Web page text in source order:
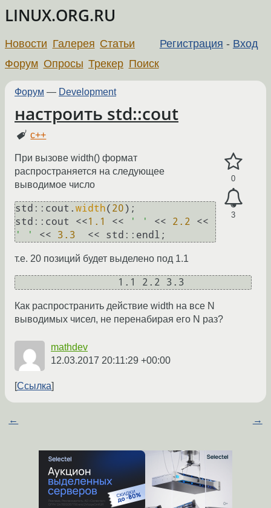
LINUX.ORG.RU
Регистрация - Вход
Новости Галерея Статьи
Форум Опросы Трекер Поиск
Форум — Development
настроить std::cout
c++
0
3
При вызове width() формат
распространяется на следующее
выводимое число
std::cout. width( 20);
std::cout <<1.1 << ' ' << 2.2
' '
<< 3.3
т.е. 20 позиций будет выделено под 1.1
Как распространить действие width на все N
выводимых чисел, не перенабирая его N раз?
mathdev
12.03.2017 20:11:29 +00:00
Ссылка
← →